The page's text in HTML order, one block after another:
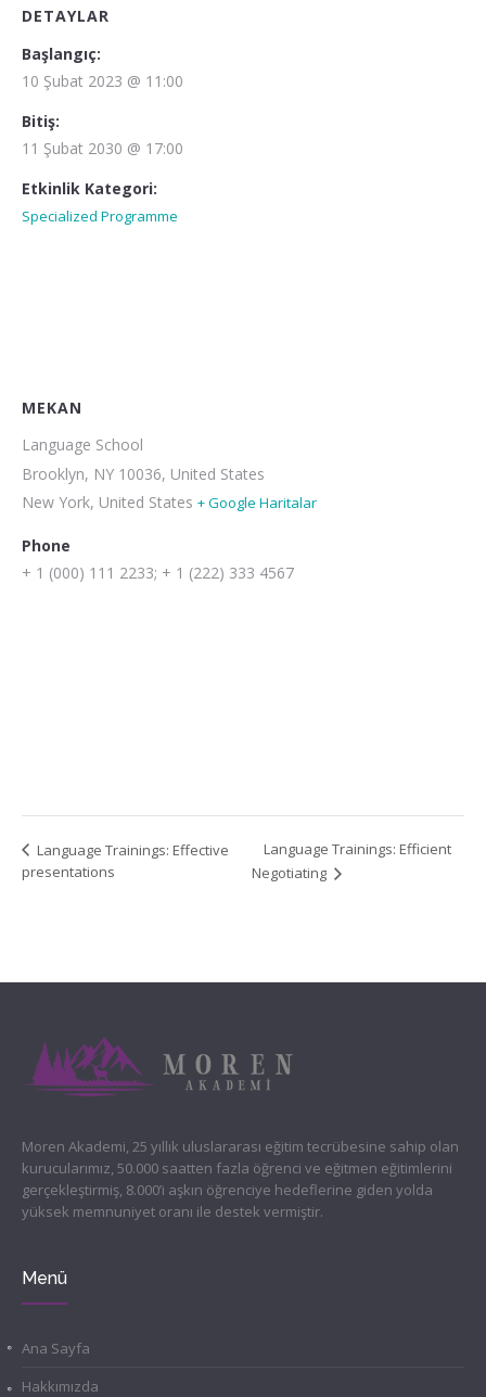
DETAYLAR
Başlangıç:
10 Şubat 2023 @ 11:00
Bitiş:
11 Şubat 2030 @ 17:00
Etkinlik Kategori:
Specialized Programme
MEKAN
Language School
Brooklyn, NY 10036, United States
New York, United States + Google Haritalar
Phone
+ 1 (000) 111 2233; + 1 (222) 333 4567
Language Trainings: Effective
presentations
Language Trainings: Efficient
Negotiating
Moren Akademi, 25 yıllık uluslararası eğitim tecrübesine sahip olan
kurucularımız, 50.000 saatten fazla öğrenci ve eğitmen eğitimlerini
gerçekleştirmiş, 8.000’i aşkın öğrenciye hedeflerine giden yolda
yüksek memnuniyet oranı ile destek vermiştir.
Menü
Ana Sayfa
Hakkımızda